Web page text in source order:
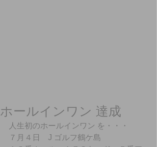
ホールインワン 達成
人生初のホールインワン を・・・
７月４日　J ゴルフ鶴ケ島